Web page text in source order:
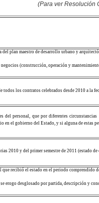
(Para ver Resolución
del plan maestro de desarrollo urbano y
(construcción, operación y
todos los contratos celebrados desde 2010 a la
del personal, que por diferentes
en el gobierno del Estado, y si alguna de estas
2010 y del primer semestre de 2011 (estado
que recibió el estado en el periodo comprendido
erogo desglosado por partida, descripción y